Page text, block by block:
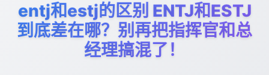
entj和estj的区别 ENTJ和ESTJ
到底差在哪？别再把指挥官和总
经理搞混了！